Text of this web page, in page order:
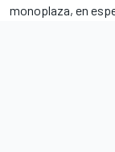
monoplaza, en